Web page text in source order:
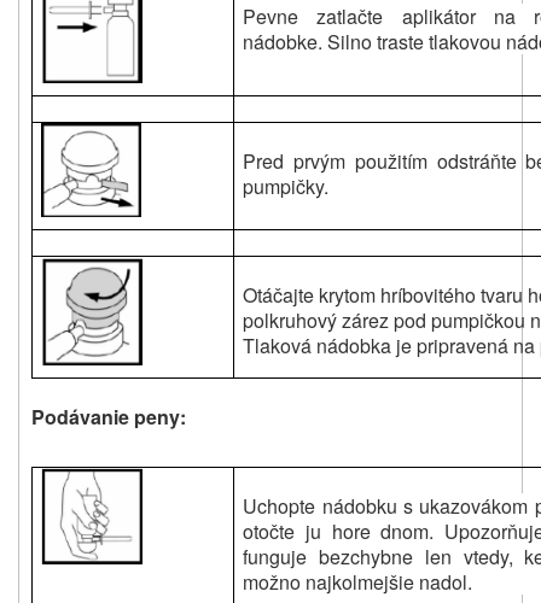
Pevne zatlačte aplikátor na
nádobke. Silno traste tlakovou
Pred prvým použitím odstráňte
pumpičky.
Otáčajte krytom hríbovitého tvaru
polkruhový zárez pod pumpičkou
Tlaková nádobka je pripravená
Podávanie peny:
Uchopte nádobku s ukazovákom
otočte ju hore dnom.
funguje bezchybne len vtedy,
možno najkolmejšie nadol.